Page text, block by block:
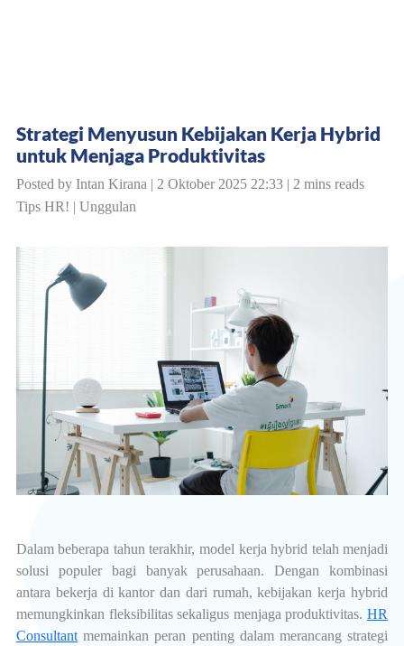
Strategi Menyusun Kebijakan Kerja Hybrid
untuk Menjaga Produktivitas
Posted by Intan Kirana | 2 Oktober 2025 22:33 | 2 mins reads
Tips HR! | Unggulan
Dalam beberapa tahun terakhir, model kerja hybrid telah menjadi
solusi populer bagi banyak perusahaan. Dengan kombinasi
antara bekerja di kantor dan dari rumah, kebijakan kerja hybrid
memungkinkan fleksibilitas sekaligus menjaga produktivitas.HR
Consultantmemainkan peran penting dalam merancang strategi